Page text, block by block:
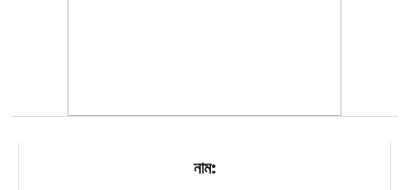
নাম: